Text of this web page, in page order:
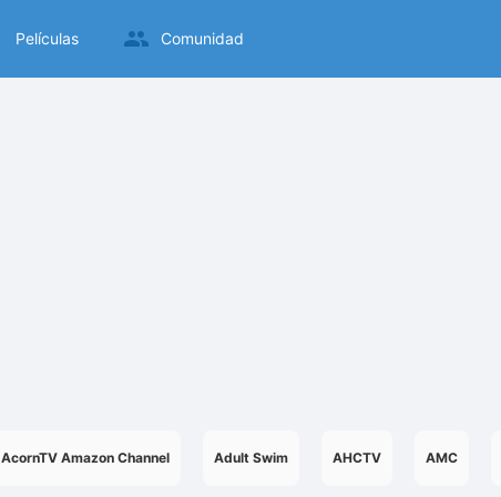
Películas Comunidad
AcornTV Amazon Channel Adult Swim AHCTV AMC